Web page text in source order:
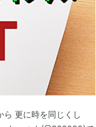
ら 更に時を同じくし